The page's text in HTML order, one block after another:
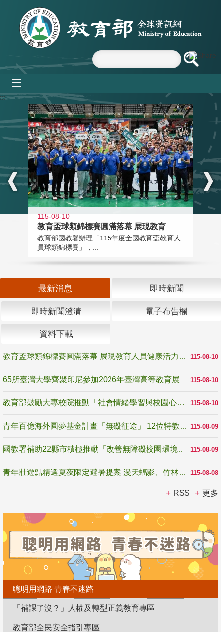
跳到主要內容區塊
:::
115-08-10
教育盃球類錦標賽圓滿落幕 展現教育
教育部國教署辦理「115年度全國教育盃教育人
員球類錦標賽」，...
最新消息 即時新聞
即時新聞澄清 電子布告欄
資料下載
115-08-10
教育盃球類錦標賽圓滿落幕 展現教育人員健康活力與團隊精神
115-08-10
65所臺灣大學齊聚印尼參加2026年臺灣高等教育展
115-08-10
教育部鼓勵大專校院推動「社會情緒學習與校園心理健康促進計畫」 培育校園「心」韌性
115-08-09
青年百億海外圓夢基金計畫「無礙征途」 12位特教與弱勢青年勇闖西班牙 跨越感官限制見證生命蛻變
115-08-09
國教署補助22縣市積極推動「改善無障礙校園環境計畫」 打造友善、安全、無礙學習空間
115-08-08
青年壯遊點精選夏夜限定避暑提案 漫天蝠影、竹林尋蛙、茶香夜觀 邀青年暮色出發
RSS 更多
聰明用網路 青春不迷路
「補課了沒？」人權及轉型正義教育專區
教育部全民安全指引專區